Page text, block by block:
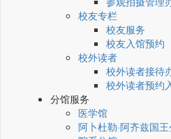
校友专栏
校友服务
校友入馆预约
校外读者
校外读者接待
校外读者预约
分馆服务
医学馆
阿卜杜勒·阿齐兹国